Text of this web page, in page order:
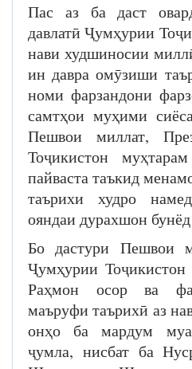
Пас аз ба даст
давлатӣ Ҷумҳурии
нави худшиносии
ин давра омӯзиши
номи фарзандони
самтҳои муҳими
Пешвои миллат,
Тоҷикистон
пайваста таъкид
таърихи худро
ояндаи дурахшон
Бо дастури Пешвои
Ҷумҳурии
Раҳмон осор ва
маъруфи таърихӣ аз
онҳо ба мардум
ҷумла, нисбат ба